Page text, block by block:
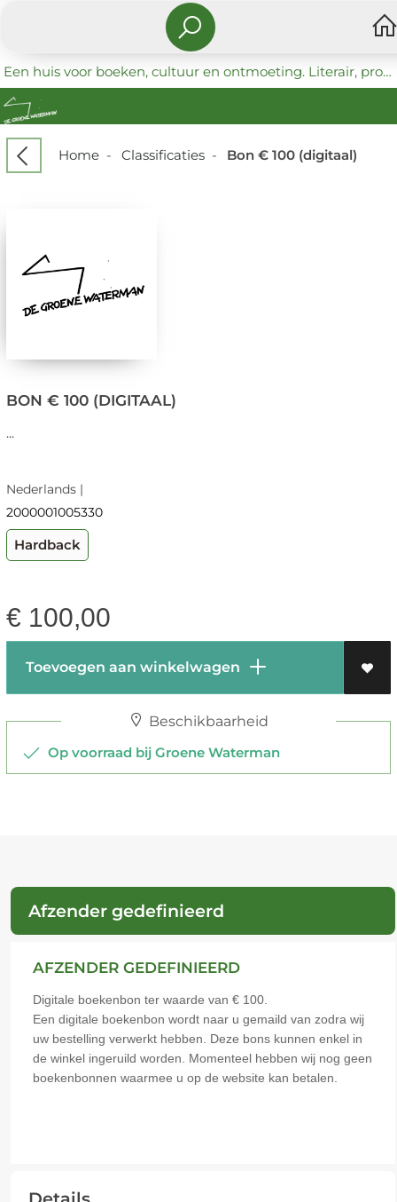
Een huis voor boeken, cultuur en ontmoeting. Literair, progressief en coöperatief.
Home- Classificaties- Bon € 100 (digitaal)
BON € 100 (DIGITAAL)
...
Nederlands |
2000001005330
Hardback
€ 100,00
Toevoegen aan winkelwagen
Beschikbaarheid
Op voorraad bij Groene Waterman
Afzender gedefinieerd
AFZENDER GEDEFINIEERD
Digitale boekenbon ter waarde van € 100.
Een digitale boekenbon wordt naar u gemaild van zodra wij
uw bestelling verwerkt hebben. Deze bons kunnen enkel in
de winkel ingeruild worden. Momenteel hebben wij nog geen
boekenbonnen waarmee u op de website kan betalen.